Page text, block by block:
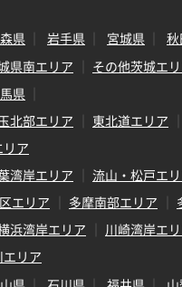
県 岩手県 宮城県
県南エリア
その他茨城エ
県
北部エリア 東北道エリア
ア
湾岸エリア 流山・松戸エ
エリア 多摩南部エリア
浜湾岸エリア 川崎湾岸エ
リア